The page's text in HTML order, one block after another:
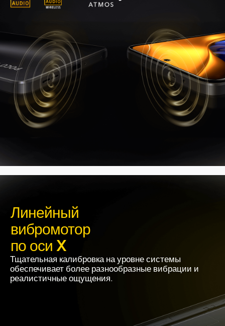
Линейный
вибромотор
по оси X
Тщательная калибровка на уровне системы
обеспечивает более разнообразные вибрации и
реалистичные ощущения.